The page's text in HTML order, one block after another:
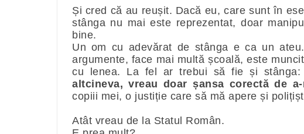
Și cred că au reușit. Dacă eu, care sunt în
stânga nu mai este reprezentat, doar
bine.
Un om cu adevărat de stânga e ca un
argumente, face mai multă școală, este
cu lenea. La fel ar trebui să fie și stânga:
altcineva, vreau doar șansa corectă de
copiii mei, o justiție care să mă apere și
Atât vreau de la Statul Român.